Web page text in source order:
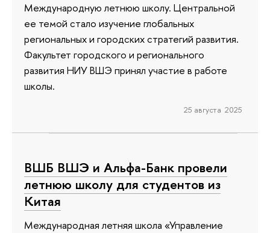
Международную летнюю школу. Центральной
ее темой стало изучение глобальных
региональных и городских стратегий развития.
Факультет городского и регионального
развития НИУ ВШЭ принял участие в работе
школы.
25 августа 2025
ВШБ ВШЭ и Альфа-Банк провели
летнюю школу для студентов из
Китая
Международная летняя школа «Управление